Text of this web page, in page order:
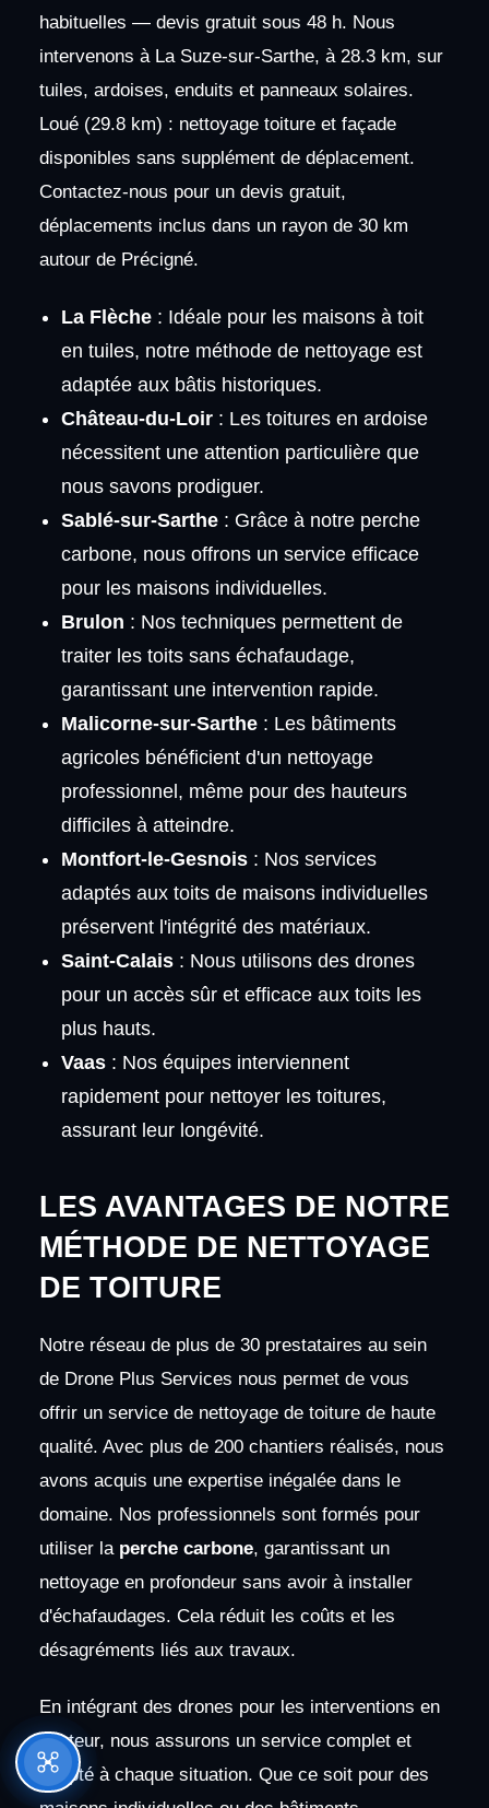
habituelles — devis gratuit sous 48 h. Nous
intervenons à La Suze-sur-Sarthe, à 28.3 km, sur
tuiles, ardoises, enduits et panneaux solaires.
Loué (29.8 km) : nettoyage toiture et façade
disponibles sans supplément de déplacement.
Contactez-nous pour un devis gratuit,
déplacements inclus dans un rayon de 30 km
autour de Précigné.
La Flèche: Idéale pour les maisons à toit
en tuiles, notre méthode de nettoyage est
adaptée aux bâtis historiques.
Château-du-Loir: Les toitures en ardoise
nécessitent une attention particulière que
nous savons prodiguer.
Sablé-sur-Sarthe: Grâce à notre perche
carbone, nous offrons un service efficace
pour les maisons individuelles.
Brulon : Nos techniques permettent de
traiter les toits sans échafaudage,
garantissant une intervention rapide.
Malicorne-sur-Sarthe: Les bâtiments
agricoles bénéficient d'un nettoyage
professionnel, même pour des hauteurs
difficiles à atteindre.
Montfort-le-Gesnois: Nos services
adaptés aux toits de maisons individuelles
préservent l'intégrité des matériaux.
Saint-Calais: Nous utilisons des drones
pour un accès sûr et efficace aux toits les
plus hauts.
Vaas: Nos équipes interviennent
rapidement pour nettoyer les toitures,
assurant leur longévité.
LES AVANTAGES DE NOTRE
MÉTHODE DE NETTOYAGE
DE TOITURE
Notre réseau de plus de 30 prestataires au sein
de Drone Plus Services nous permet de vous
offrir un service de nettoyage de toiture de haute
qualité. Avec plus de 200 chantiers réalisés, nous
avons acquis une expertise inégalée dans le
domaine. Nos professionnels sont formés pour
utiliser la perche carbone, garantissant un
nettoyage en profondeur sans avoir à installer
d'échafaudages. Cela réduit les coûts et les
désagréments liés aux travaux.
En intégrant des drones pour les interventions en
hauteur, nous assurons un service complet et
adapté à chaque situation. Que ce soit pour des